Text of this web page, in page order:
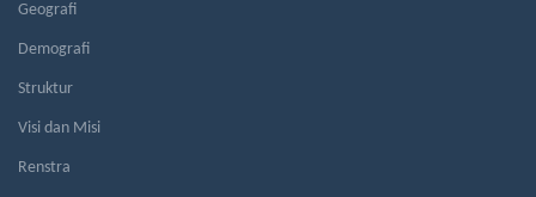
Geografi
Demografi
Struktur
Visi dan Misi
Renstra